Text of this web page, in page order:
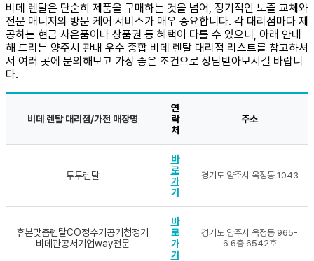
비데 렌탈은 단순히 제품을 구매하는 것을 넘어, 정기적인 노즐 교체와
전문 매니저의 방문 케어 서비스가 매우 중요합니다. 각 대리점마다 제
공하는 현금 사은품이나 상품권 등 혜택이 다를 수 있으니, 아래 안내
해 드리는 양주시 관내 우수 종합 비데 렌탈 대리점 리스트를 참고하셔
서 여러 곳에 문의해보고 가장 좋은 조건으로 상담받아보시길 바랍니
다.
비데 렌탈 대리점/가전 매장명
연
락
처
주소
투투렌탈
바
로
가
기
경기도 양주시 옥정동 1043
휴본맞춤렌탈CO정수기공기청정기
비데관공서기업way전문
바
로
가
기
경기도 양주시 옥정동 965-
6 6층 6542호